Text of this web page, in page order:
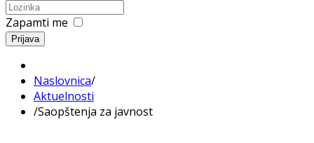
Zapamti me
Prijava
Naslovnica/
Aktuelnosti
/Saopštenja za javnost